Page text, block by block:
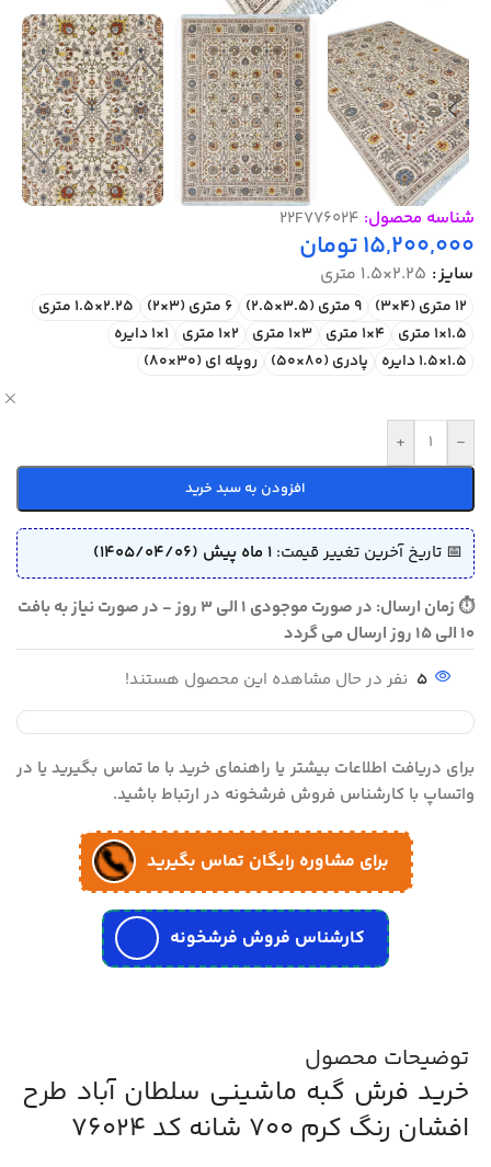
شناسه محصول: 22F776024
15,200,000تومان
سایز 2.25×1.5 متری
12 متری (4×3) 9 متری (3.5×2.5) 6 متری (3×2)
2.25×1.5 متری
1.5×1 متری
4×1 متری 3×1 متری 2×1 متری
1×1 دایره
1.5×1.5 دایره
پادری (80×50) روپله ای (30×80)
-
+
افزودن به سبد خرید
📅 تاریخ آخرین تغییر قیمت: 1 ماه پیش (1405/04/06)
⏱ زمان ارسال: در صورت موجودی 1 الی 3 روز - در صورت نیاز به بافت
10 الی 15 روز ارسال می گردد
5 نفر در حال مشاهده این محصول هستند!
برای دریافت اطلاعات بیشتر یا راهنمای خرید با ما تماس بگیرید یا در
واتساپ با کارشناس فروش فرشخونه در ارتباط باشید.
برای مشاوره رایگان تماس بگیرید
کارشناس فروش فرشخونه
توضیحات محصول
خرید فرش گبه ماشینی سلطان آباد طرح
افشان رنگ کرم 700 شانه کد 76024